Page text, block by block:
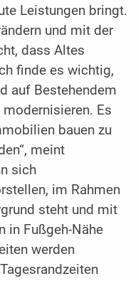
Leistungen bringt.
und mit der
dass Altes
finde es wichtig,
auf Bestehendem
Es
bauen zu
meint
sich
im Rahmen
steht und mit
in Fußgeh-Nähe
werden